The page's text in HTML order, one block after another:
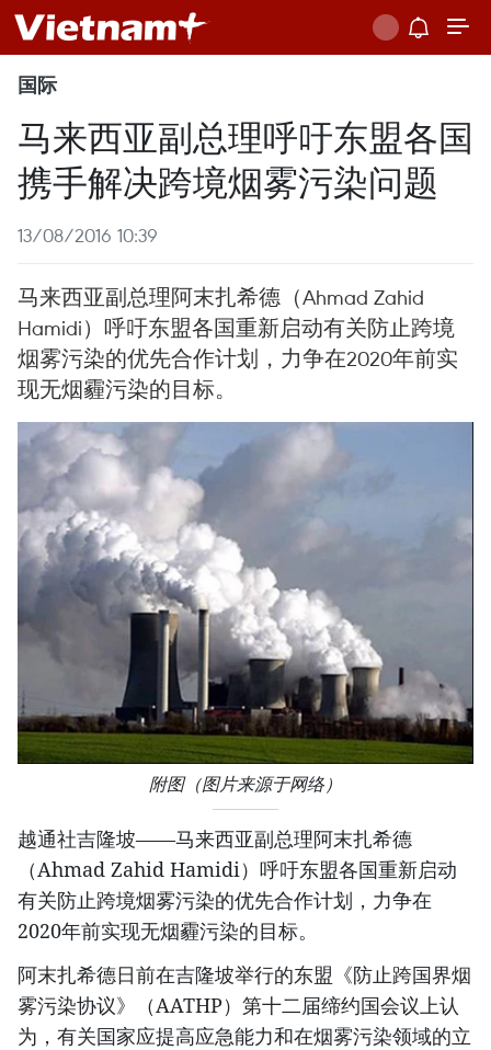
国际
马来西亚副总理呼吁东盟各国
携手解决跨境烟雾污染问题
13/08/2016 10:39
马来西亚副总理阿末扎希德（Ahmad Zahid
Hamidi）呼吁东盟各国重新启动有关防止跨境
烟雾污染的优先合作计划，力争在2020年前实
现无烟霾污染的目标。
附图（图片来源于网络）
越通社吉隆坡——马来西亚副总理阿末扎希德
（Ahmad Zahid Hamidi）呼吁东盟各国重新启动
有关防止跨境烟雾污染的优先合作计划，力争在
2020年前实现无烟霾污染的目标。
阿末扎希德日前在吉隆坡举行的东盟《防止跨国界烟
雾污染协议》（AATHP）第十二届缔约国会议上认
为，有关国家应提高应急能力和在烟雾污染领域的立